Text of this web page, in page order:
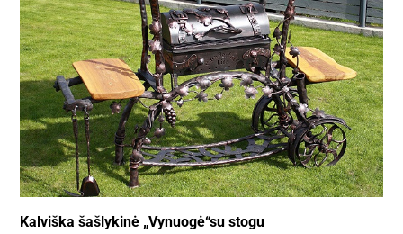
Kalviška šašlykinė „Vynuogė“su stogu